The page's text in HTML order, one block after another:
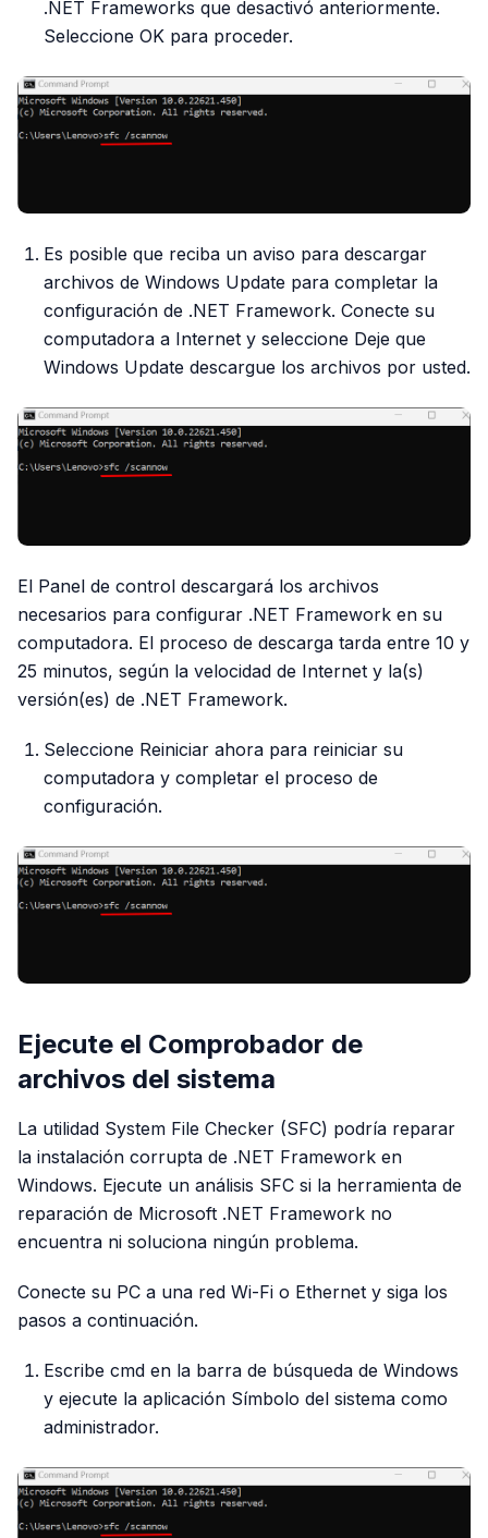
.NET Frameworks que desactivó anteriormente.
Seleccione OK para proceder.
Es posible que reciba un aviso para descargar
archivos de Windows Update para completar la
configuración de .NET Framework. Conecte su
computadora a Internet y seleccione Deje que
Windows Update descargue los archivos por usted.
El Panel de control descargará los archivos
necesarios para configurar .NET Framework en su
computadora. El proceso de descarga tarda entre 10 y
25 minutos, según la velocidad de Internet y la(s)
versión(es) de .NET Framework.
Seleccione Reiniciar ahora para reiniciar su
computadora y completar el proceso de
configuración.
Ejecute el Comprobador de
archivos del sistema
La utilidad System File Checker (SFC) podría reparar
la instalación corrupta de .NET Framework en
Windows. Ejecute un análisis SFC si la herramienta de
reparación de Microsoft .NET Framework no
encuentra ni soluciona ningún problema.
Conecte su PC a una red Wi-Fi o Ethernet y siga los
pasos a continuación.
Escribe cmd en la barra de búsqueda de Windows
y ejecute la aplicación Símbolo del sistema como
administrador.